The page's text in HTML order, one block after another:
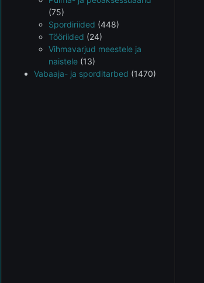
(75)
Spordiriided (448)
Tööriided (24)
Vihmavarjud meestele ja
naistele (13)
Vabaaja- ja sporditarbed (1470)